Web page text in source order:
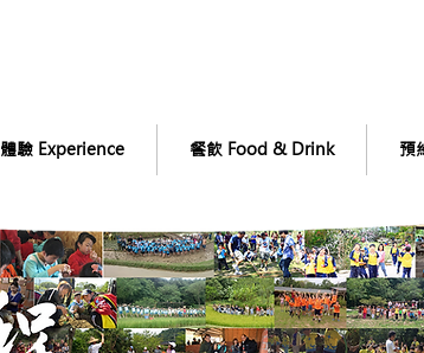
體驗 Experience 餐飲 Food & Drink 預